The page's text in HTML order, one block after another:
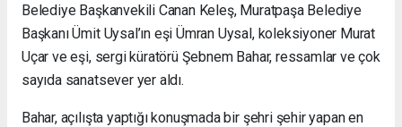
Belediye Başkanvekili Canan Keleş, Muratpaşa Belediye
Başkanı Ümit Uysal’ın eşi Ümran Uysal, koleksiyoner Murat
Uçar ve eşi, sergi küratörü Şebnem Bahar, ressamlar ve çok
sayıda sanatsever yer aldı.
Bahar, açılışta yaptığı konuşmada bir şehri şehir yapan en